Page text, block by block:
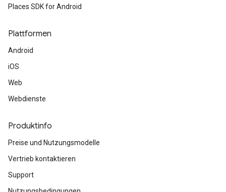
Places SDK for Android
Plattformen
Android
iOS
Web
Webdienste
Produktinfo
Preise und Nutzungsmodelle
Vertrieb kontaktieren
Support